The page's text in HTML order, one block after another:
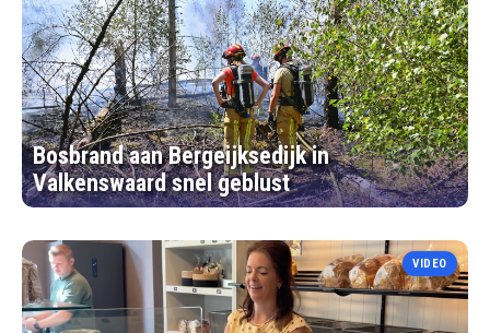
Bosbrand aan Bergeijksedijk in
Valkenswaard snel geblust
VIDEO